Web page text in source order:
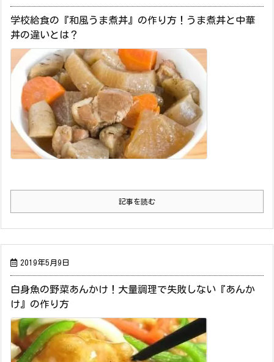
学校給食の『和風うま煮丼』の作り方！うま煮丼と中華
丼の違いとは？
記事を読む
2019年5月9日
白身魚の野菜あんかけ！大量調理で失敗しない『あんか
け』の作り方